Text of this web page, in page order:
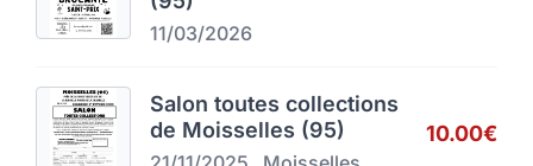
11/03/2026
Salon toutes collections
de Moisselles (95)
10.00€